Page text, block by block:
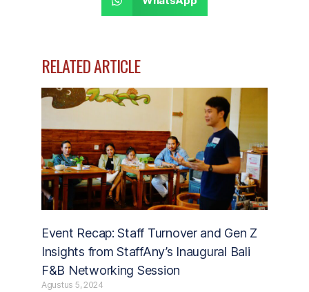
RELATED ARTICLE
Event Recap: Staff Turnover and Gen Z
Insights from StaffAny’s Inaugural Bali
F&B Networking Session
Agustus 5, 2024